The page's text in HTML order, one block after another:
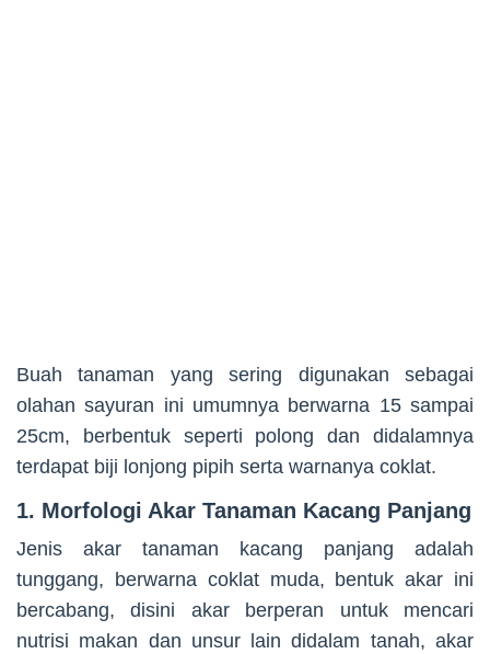
Buah tanaman yang sering digunakan sebagai
olahan sayuran ini umumnya berwarna 15 sampai
25cm, berbentuk seperti polong dan didalamnya
terdapat biji lonjong pipih serta warnanya coklat.
1. Morfologi Akar Tanaman Kacang Panjang
Jenis akar tanaman kacang panjang adalah
tunggang, berwarna coklat muda, bentuk akar ini
bercabang, disini akar berperan untuk mencari
nutrisi makan dan unsur lain didalam tanah, akar